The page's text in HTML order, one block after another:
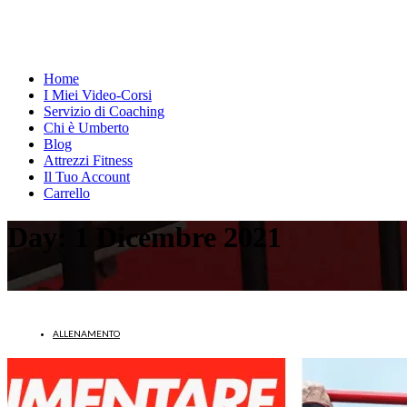
Home
I Miei Video-Corsi
Servizio di Coaching
Chi è Umberto
Blog
Attrezzi Fitness
Il Tuo Account
Carrello
Day: 1 Dicembre 2021
ALLENAMENTO